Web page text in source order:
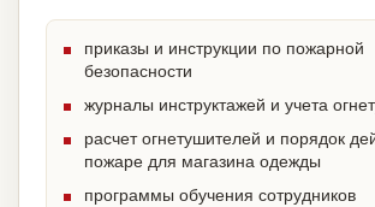
приказы и инструкции по пожарной
безопасности
журналы инструктажей и учета
расчет огнетушителей и порядок
пожаре для магазина одежды
программы обучения сотрудников